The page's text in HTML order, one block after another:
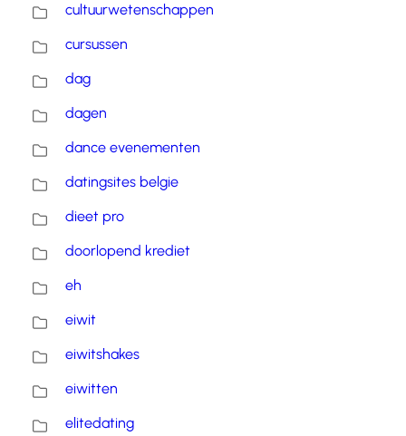
cultuurwetenschappen
cursussen
dag
dagen
dance evenementen
datingsites belgie
dieet pro
doorlopend krediet
eh
eiwit
eiwitshakes
eiwitten
elitedating